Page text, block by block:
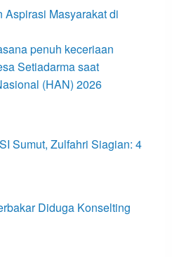
Aspirasi Masyarakat di
penuh keceriaan
Setiadarma saat
(HAN) 2026
Sumut, Zulfahri Siagian: 4
Diduga Konselting